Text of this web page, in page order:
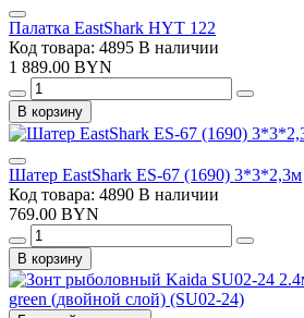
Палатка EastShark HYT 122
Код товара: 4895 В наличии
1 889.00 BYN
В корзину
Шатер EastShark ES-67 (1690) 3*3*2,3м
Код товара: 4890 В наличии
769.00 BYN
В корзину